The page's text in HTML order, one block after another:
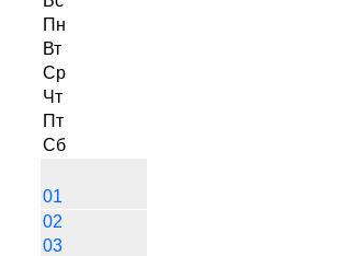
Пн
Вт
Ср
Чт
Пт
Сб
01
02
03